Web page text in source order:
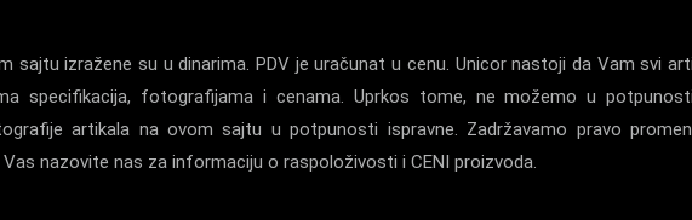
sajtu izražene su u dinarima. PDV je uračunat u cenu. Unicor nastoji da Vam svi
specifikacija, fotografijama i cenama. Uprkos tome, ne možemo u
artikala na ovom sajtu u potpunosti ispravne. Zadržavamo pravo
nazovite nas za informaciju o raspoloživosti i CENI proizvoda.